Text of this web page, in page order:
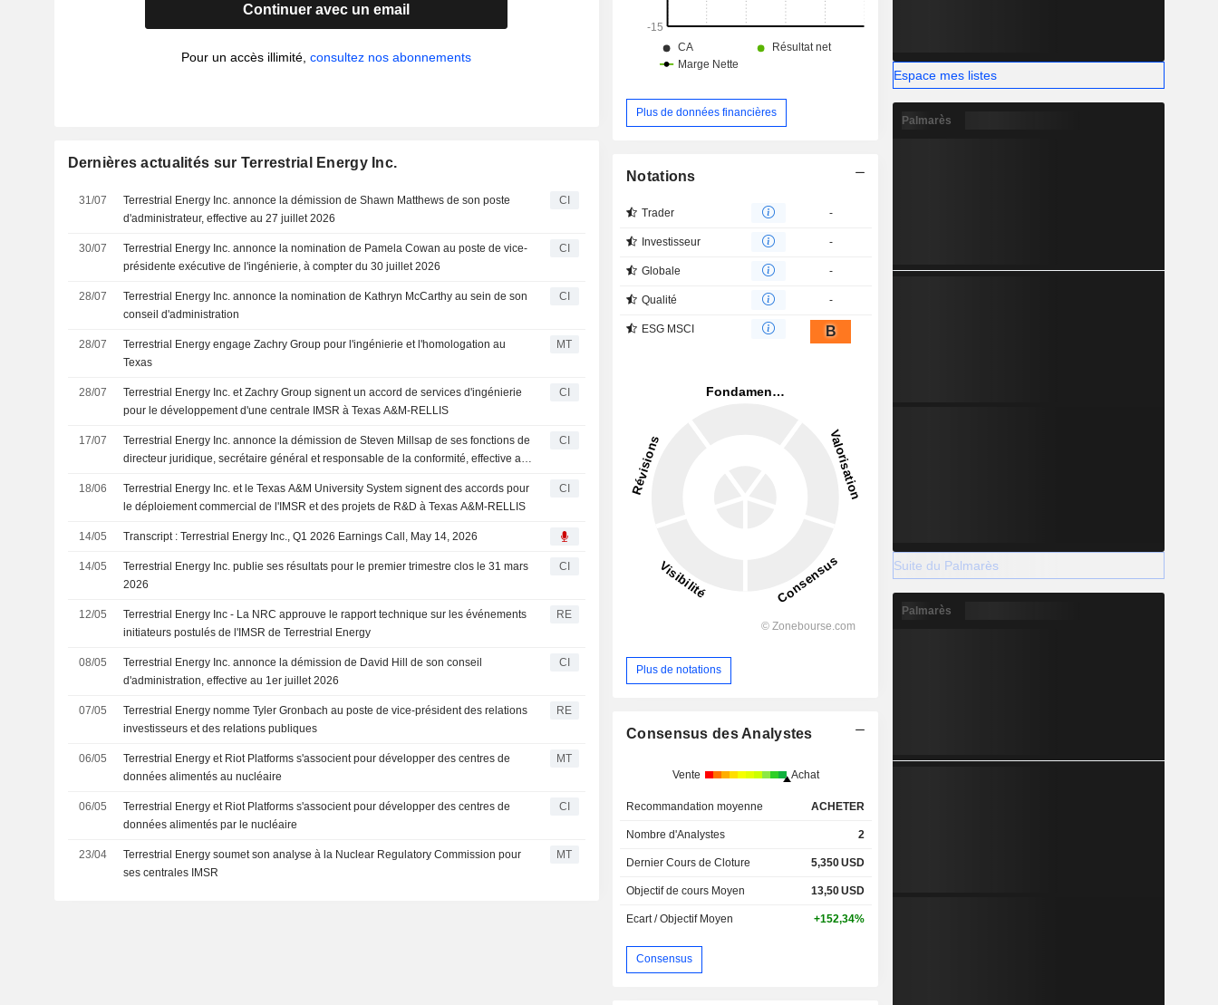
Continuer avec un email
Pour un accès illimité,consultez nos abonnements
Dernières actualités sur Terrestrial Energy Inc.
31/07
Terrestrial Energy Inc. annonce la démission de Shawn Matthews de son poste
d'administrateur, effective au 27 juillet 2026
CI
30/07
Terrestrial Energy Inc. annonce la nomination de Pamela Cowan au poste de vice-
présidente exécutive de l'ingénierie, à compter du 30 juillet 2026
CI
28/07
Terrestrial Energy Inc. annonce la nomination de Kathryn McCarthy au sein de son
conseil d'administration
CI
28/07
Terrestrial Energy engage Zachry Group pour l'ingénierie et l'homologation au
Texas
MT
28/07
Terrestrial Energy Inc. et Zachry Group signent un accord de services d'ingénierie
pour le développement d'une centrale IMSR à Texas A&M-RELLIS
CI
17/07
Terrestrial Energy Inc. annonce la démission de Steven Millsap de ses fonctions de
directeur juridique, secrétaire général et responsable de la conformité, effective au
CI
18/06
Terrestrial Energy Inc. et le Texas A&M University System signent des accords pour
le déploiement commercial de l'IMSR et des projets de R&D à Texas A&M-RELLIS
CI
14/05 Transcript : Terrestrial Energy Inc., Q1 2026 Earnings Call, May 14, 2026
14/05
Terrestrial Energy Inc. publie ses résultats pour le premier trimestre clos le 31 mars
2026
CI
12/05
Terrestrial Energy Inc - La NRC approuve le rapport technique sur les événements
initiateurs postulés de l'IMSR de Terrestrial Energy
RE
08/05
Terrestrial Energy Inc. annonce la démission de David Hill de son conseil
d'administration, effective au 1er juillet 2026
CI
07/05
Terrestrial Energy nomme Tyler Gronbach au poste de vice-président des relations
investisseurs et des relations publiques
RE
06/05
Terrestrial Energy et Riot Platforms s'associent pour développer des centres de
données alimentés au nucléaire
MT
06/05
Terrestrial Energy et Riot Platforms s'associent pour développer des centres de
données alimentés par le nucléaire
CI
23/04
Terrestrial Energy soumet son analyse à la Nuclear Regulatory Commission pour
ses centrales IMSR
MT
Plus de données financières
Notations
Trader -
Investisseur -
Globale -
Qualité -
ESG MSCI B
Plus de notations
Consensus des Analystes
Vente Achat
Recommandation moyenne ACHETER
Nombre d'Analystes 2
Dernier Cours de Cloture 5,350USD
Objectif de cours Moyen 13,50USD
Ecart / Objectif Moyen +152,34%
Consensus
Espace mes listes
Palmarès
Suite du Palmarès
Palmarès